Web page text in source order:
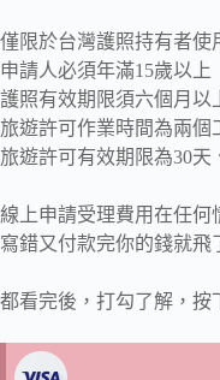
僅限於台灣護照持有者使
申請人必須年滿15歲以上
護照有效期限須六個月以
旅遊許可作業時間為兩個
旅遊許可有效期限為30天
線上申請受理費用在任何
寫錯又付款完你的錢就飛
都看完後，打勾了解，按